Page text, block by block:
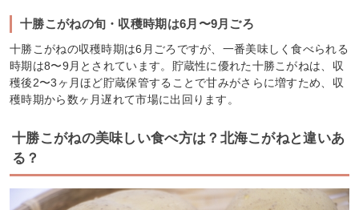
十勝こがねの旬・収穫時期は6月〜9月ごろ
十勝こがねの収穫時期は6月ごろですが、一番美味しく食べられる
時期は8〜9月とされています。貯蔵性に優れた十勝こがねは、収
穫後2〜3ヶ月ほど貯蔵保管することで甘みがさらに増すため、収
穫時期から数ヶ月遅れて市場に出回ります。
十勝こがねの美味しい食べ方は？北海こがねと違いあ
る？